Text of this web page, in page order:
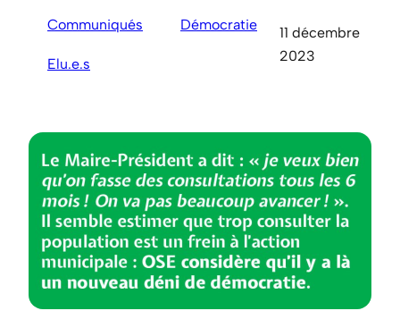
Communiqués Démocratie
Elu.e.s
11 décembre
2023